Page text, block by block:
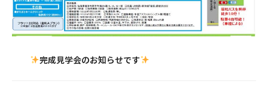
完成見学会のお知らせです